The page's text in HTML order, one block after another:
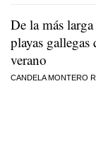
De la más
playas gallegas
verano
CANDELA MONTERO